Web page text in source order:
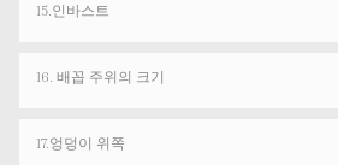
15.인바스트
16. 배꼽 주위의 크기
17.엉덩이 위쪽